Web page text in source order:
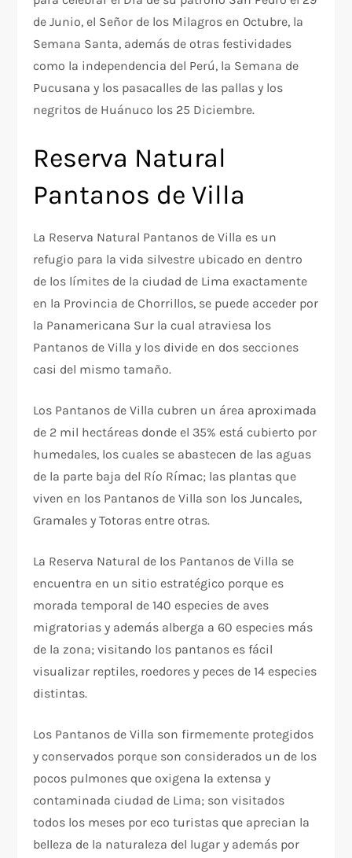
de Junio, el Señor de los Milagros en Octubre, la
Semana Santa, además de otras festividades
como la independencia del Perú, la Semana de
Pucusana y los pasacalles de las pallas y los
negritos de Huánuco los 25 Diciembre.
Reserva Natural
Pantanos de Villa
La Reserva Natural Pantanos de Villa es un
refugio para la vida silvestre ubicado en dentro
de los límites de la ciudad de Lima exactamente
en la Provincia de Chorrillos, se puede acceder por
la Panamericana Sur la cual atraviesa los
Pantanos de Villa y los divide en dos secciones
casi del mismo tamaño.
Los Pantanos de Villa cubren un área aproximada
de 2 mil hectáreas donde el 35% está cubierto por
humedales, los cuales se abastecen de las aguas
de la parte baja del Río Rímac; las plantas que
viven en los Pantanos de Villa son los Juncales,
Gramales y Totoras entre otras.
La Reserva Natural de los Pantanos de Villa se
encuentra en un sitio estratégico porque es
morada temporal de 140 especies de aves
migratorias y además alberga a 60 especies más
de la zona; visitando los pantanos es fácil
visualizar reptiles, roedores y peces de 14 especies
distintas.
Los Pantanos de Villa son firmemente protegidos
y conservados porque son considerados un de los
pocos pulmones que oxigena la extensa y
contaminada ciudad de Lima; son visitados
todos los meses por eco turistas que aprecian la
belleza de la naturaleza del lugar y además por